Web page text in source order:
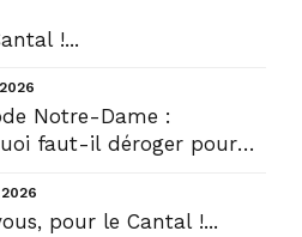
!...
Notre-Dame :
faut-il déroger pour
pour le Cantal !...